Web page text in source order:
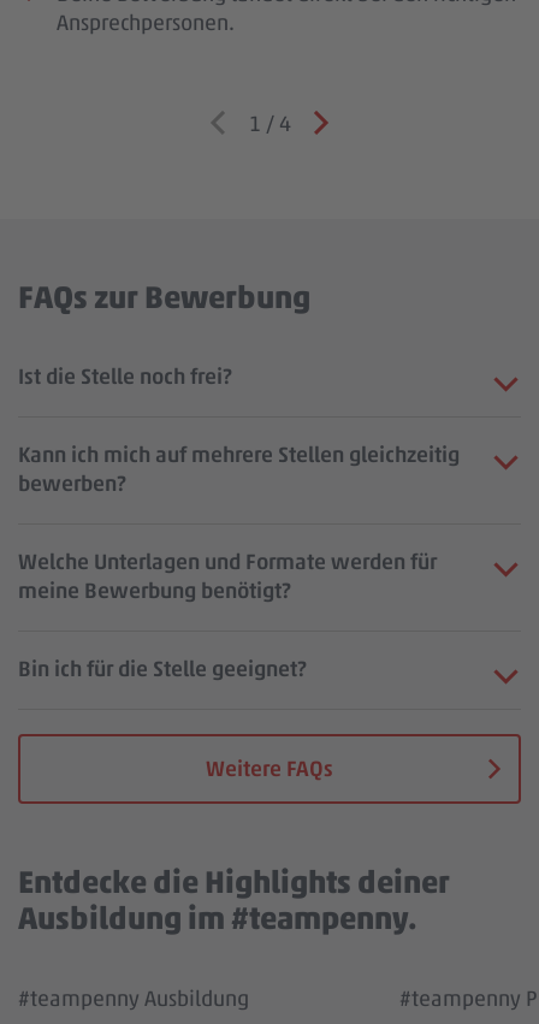
Ansprechpersonen.
1 / 4
FAQs zur Bewerbung
Ist die Stelle noch frei?
Kann ich mich auf mehrere Stellen gleichzeitig
bewerben?
Welche Unterlagen und Formate werden für
meine Bewerbung benötigt?
Bin ich für die Stelle geeignet?
Weitere FAQs
Entdecke die Highlights deiner
Ausbildung im #teampenny.
Wir benötigen deine Zustimmung, um den
YouTube Video Service zu laden!
#teampenny Ausbildung
Wir
YouTube
#teampenny